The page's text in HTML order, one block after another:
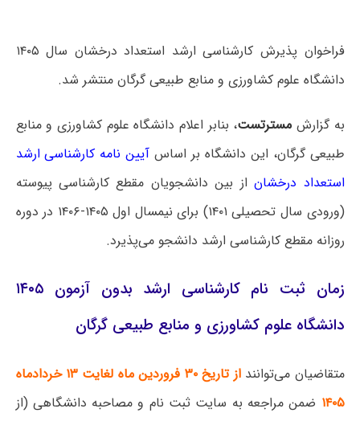
فراخوان پذیرش کارشناسی ارشد استعداد درخشان سال ۱۴۰۵
دانشگاه علوم کشاورزی و منابع طبیعی گرگان منتشر شد.
به گزارش مسترتست، بنابر اعلام دانشگاه علوم کشاورزی و منابع
طبیعی گرگان، این دانشگاه بر اساس آیین نامه کارشناسی ارشد
استعداد درخشاناز بین دانشجویان مقطع کارشناسی پیوسته
(ورودی سال تحصیلی ۱۴۰۱) برای نیمسال اول ۱۴۰۵-۱۴۰۶ در دوره
روزانه مقطع کارشناسی ارشد دانشجو می‌پذیرد.
زمان ثبت نام کارشناسی ارشد بدون آزمون ۱۴۰۵
دانشگاه علوم کشاورزی و منابع طبیعی گرگان
متقاضیان می‌توانند
از تاریخ ۳۰ فروردین ماه لغایت ۱۳ خردادماه
۱۴۰۵ ضمن مراجعه به سایت ثبت نام و مصاحبه دانشگاهی (از